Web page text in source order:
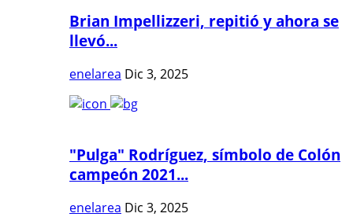
Brian Impellizzeri, repitió y ahora se
llevó...
enelarea Dic 3, 2025
"Pulga" Rodríguez, símbolo de Colón
campeón 2021...
enelarea Dic 3, 2025